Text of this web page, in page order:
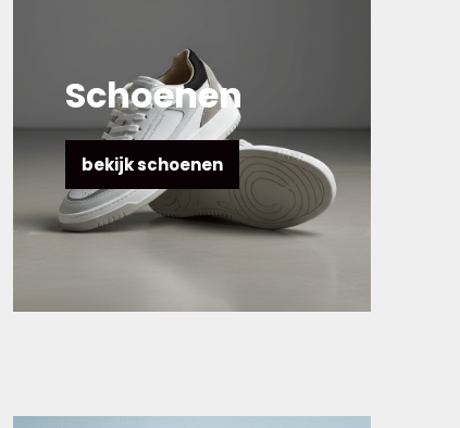
Schoenen
bekijk schoenen